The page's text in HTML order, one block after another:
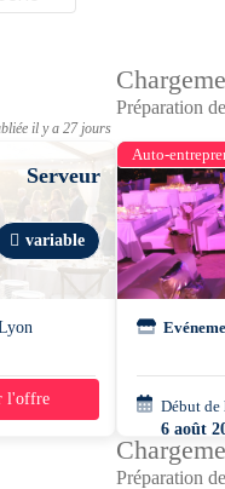
il y a 27 jours
Serveur
variable
l'offre
Préparation
Auto-
Début de
6 août
18h00 -
Préparation